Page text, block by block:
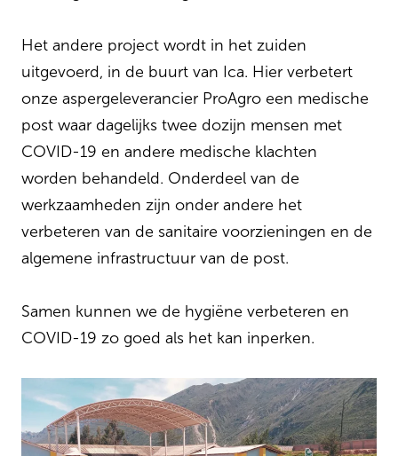
Het andere project wordt in het zuiden
uitgevoerd, in de buurt van Ica. Hier verbetert
onze aspergeleverancier ProAgro een medische
post waar dagelijks twee dozijn mensen met
COVID-19 en andere medische klachten
worden behandeld. Onderdeel van de
werkzaamheden zijn onder andere het
verbeteren van de sanitaire voorzieningen en de
algemene infrastructuur van de post.
Samen kunnen we de hygiëne verbeteren en
COVID-19 zo goed als het kan inperken.